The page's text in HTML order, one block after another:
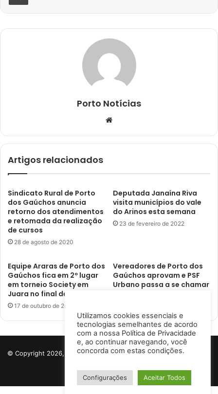
Porto Notícias
Artigos relacionados
Sindicato Rural de Porto
dos Gaúchos anuncia
retorno dos atendimentos
e retomada da realização
de cursos
28 de agosto de 2020
Deputada Janaína Riva
visita municípios do vale
do Arinos esta semana
23 de fevereiro de 2022
Equipe Araras de Porto dos
Gaúchos fica em 2º lugar
em torneio Society em
Juara no final de semana
17 de outubro de 2022
Vereadores de Porto dos
Gaúchos aprovam e PSF
Urbano passa a se chamar
© Copyright 2026, Todos os direitos reservados a Porto Notícias |
Desenvolvido porIsmael Lima
Utilizamos cookies essenciais e
tecnologias semelhantes de acordo
com a nossa Política de Privacidade
e, ao continuar navegando, você
concorda com estas condições.
Configurações Aceitar Todos